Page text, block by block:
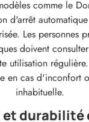
comme le
d'arrêt
Les personnes
doivent
utilisation
en cas d'inconfort
inhabituelle.
durabilité